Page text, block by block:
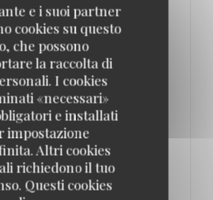
e i suoi partner
cookies su questo
che possono
la raccolta di
I cookies
«necessari»
e installati
impostazione
Altri cookies
richiedono il tuo
Questi cookies
CANOTIERS À LA MAISON
UN MENU
D'AUGUSTE RENOIR